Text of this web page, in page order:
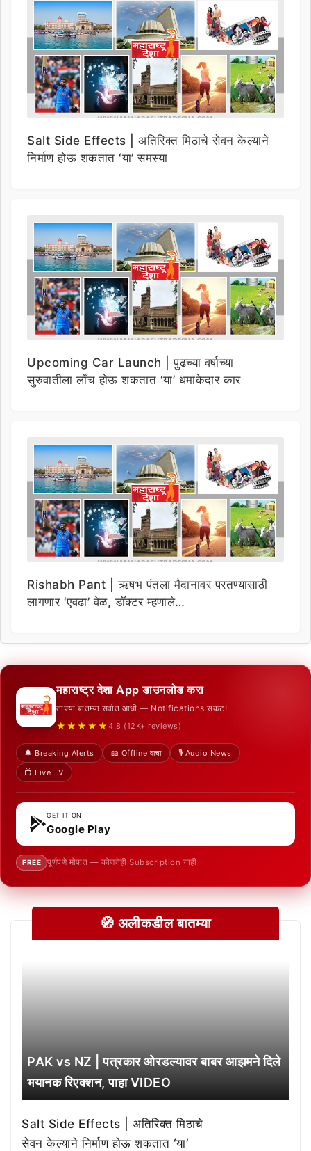
Salt Side Effects | अतिरिक्त मिठाचे सेवन केल्याने
निर्माण होऊ शकतात ‘या’ समस्या
Upcoming Car Launch | पुढच्या वर्षाच्या
सुरुवातीला लाँच होऊ शकतात ‘या’ धमाकेदार कार
Rishabh Pant | ऋषभ पंतला मैदानावर परतण्यासाठी
लागणार ‘एवढा’ वेळ, डॉक्टर म्हणाले…
महाराष्ट्र देशा App डाउनलोड करा
ताज्या बातम्या सर्वात आधी — Notifications सकट!
★★★★★ 4.8 (12K+ reviews)
🔔 Breaking Alerts 📖 Offline वाचा
🎙️ Audio News
📺 Live TV
GET IT ON
Google Play
FREE पूर्णपणे मोफत — कोणतेही Subscription नाही
🧭 अलीकडील बातम्या
PAK vs NZ | पत्रकार ओरडल्यावर बाबर आझमने दिले
भयानक रिएक्शन, पाहा VIDEO
Salt Side Effects | अतिरिक्त मिठाचे
सेवन केल्याने निर्माण होऊ शकतात ‘या’